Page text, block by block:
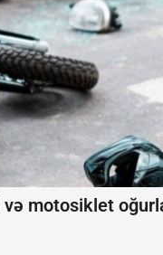
və motosiklet